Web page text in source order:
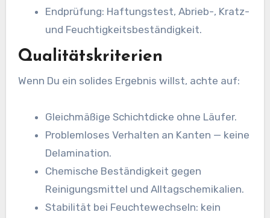
Endprüfung: Haftungstest, Abrieb-, Kratz-
und Feuchtigkeitsbeständigkeit.
Qualitätskriterien
Wenn Du ein solides Ergebnis willst, achte auf:
Gleichmäßige Schichtdicke ohne Läufer.
Problemloses Verhalten an Kanten — keine
Delamination.
Chemische Beständigkeit gegen
Reinigungsmittel und Alltagschemikalien.
Stabilität bei Feuchtewechseln: kein